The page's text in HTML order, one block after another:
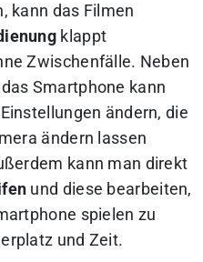
kann das Filmen
klappt
Zwischenfälle. Neben
Smartphone kann
ändern, die
ändern lassen
kann man direkt
und diese bearbeiten,
spielen zu
und Zeit.